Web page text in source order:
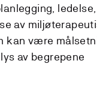
ledelse,
av
kan være
av begrepene